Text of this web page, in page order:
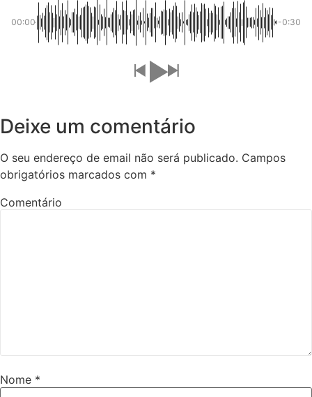
00:00 -0:30
Deixe um comentário
O seu endereço de email não será publicado. Campos
obrigatórios marcados com *
Comentário
Nome *